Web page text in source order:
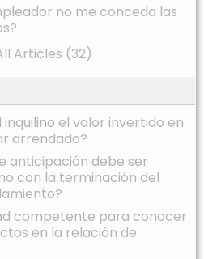
no me conceda las
Articles (32)
el valor invertido en
arrendado?
anticipación debe ser
con la terminación del
competente para conocer
en la relación de